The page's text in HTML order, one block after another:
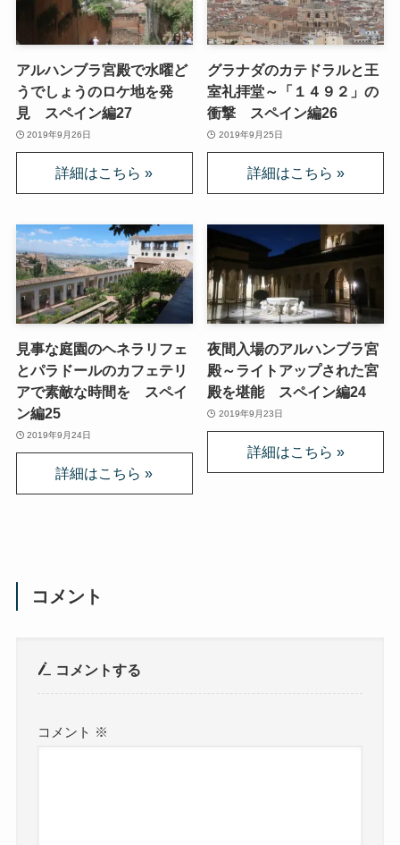
アルハンブラ宮殿で水曜ど
うでしょうのロケ地を発
見 スペイン編27
2019年9月26日
グラナダのカテドラルと王
室礼拝堂～「１４９２」の
衝撃 スペイン編26
2019年9月25日
見事な庭園のヘネラリフェ
とパラドールのカフェテリ
アで素敵な時間を スペイ
ン編25
2019年9月24日
夜間入場のアルハンブラ宮
殿～ライトアップされた宮
殿を堪能 スペイン編24
2019年9月23日
コメント
コメントする
コメント ※